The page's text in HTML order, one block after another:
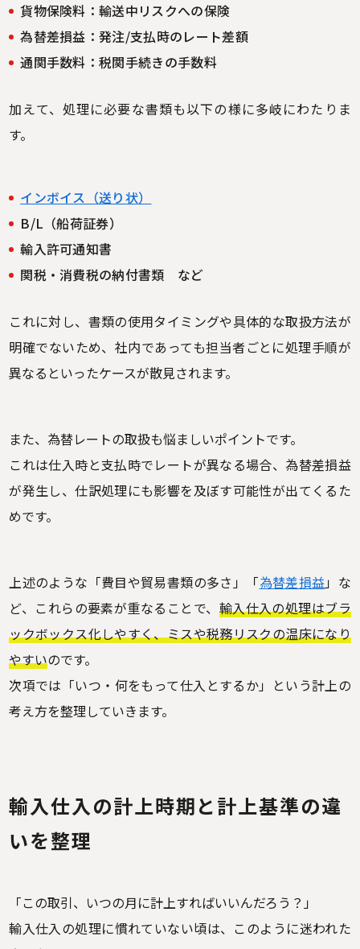
貨物保険料：輸送中リスクへの保険
為替差損益：発注/支払時のレート差額
通関手数料：税関手続きの手数料
加えて、処理に必要な書類も以下の様に多岐にわたりま
す。
インボイス（送り状）
B/L（船荷証券）
輸入許可通知書
関税・消費税の納付書類 など
これに対し、書類の使用タイミングや具体的な取扱方法が
明確でないため、社内であっても担当者ごとに処理手順が
異なるといったケースが散見されます。
また、為替レートの取扱も悩ましいポイントです。
これは仕入時と支払時でレートが異なる場合、為替差損益
が発生し、仕訳処理にも影響を及ぼす可能性が出てくるた
めです。
上述のような「費目や貿易書類の多さ」「為替差損益」な
ど、これらの要素が重なることで、 輸入仕入の処理はブラ
ックボックス化しやすく、ミスや税務リスクの温床になり
やすいのです。
次項では「いつ・何をもって仕入とするか」という計上の
考え方を整理していきます。
輸入仕入の計上時期と計上基準の違
いを整理
「この取引、いつの月に計上すればいいんだろう？」
輸入仕入の処理に慣れていない頃は、このように迷われた